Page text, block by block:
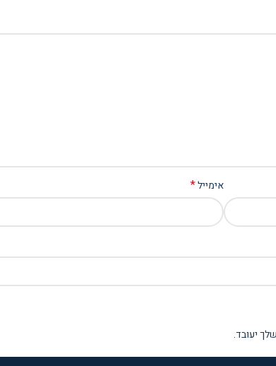
אימייל*
יעובד.